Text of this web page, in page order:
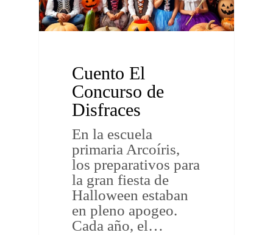
Cuento El
Concurso de
Disfraces
En la escuela
primaria Arcoíris,
los preparativos para
la gran fiesta de
Halloween estaban
en pleno apogeo.
Cada año, el…